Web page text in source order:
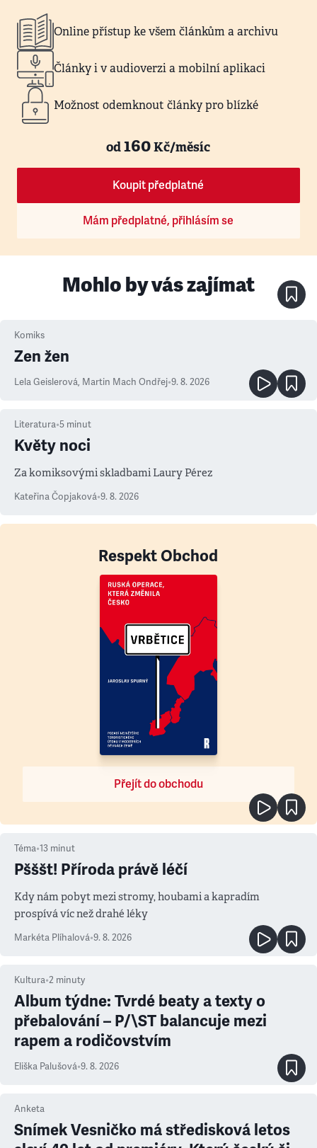
Online přístup ke všem článkům a archivu
Články i v audioverzi a mobilní aplikaci
Možnost odemknout články pro blízké
od160Kč/měsíc
Koupit předplatné
Mám předplatné, přihlásím se
Mohlo by vás zajímat
Komiks
Zen žen
Lela Geislerová, Martin Mach Ondřej•9. 8. 2026
Literatura•5 minut
Květy noci
Za komiksovými skladbami Laury Pérez
Kateřina Čopjaková•9. 8. 2026
Respekt Obchod
Přejít do obchodu
Téma•13 minut
Pšššt! Příroda právě léčí
Kdy nám pobyt mezi stromy, houbami a kapradím
prospívá víc než drahé léky
Markéta Plíhalová•9. 8. 2026
Kultura•2 minuty
Album týdne: Tvrdé beaty a texty o
přebalování – P/\ST balancuje mezi
rapem a rodičovstvím
Eliška Palušová•9. 8. 2026
Anketa
Snímek Vesničko má středisková letos